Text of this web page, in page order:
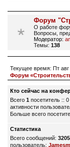
Форум
О работе
Вопросы,
Модератор:
Темы: 138
Текущее время: Пт
Форум
Кто сейчас на
Всего 1 посетитель ::
активности
Больше всего
Статистика
Всего сообщений:
пользователь: